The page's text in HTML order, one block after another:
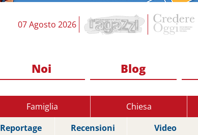
07 Agosto 2026
Noi Blog
Famiglia Chiesa
Reportage Recensioni Video